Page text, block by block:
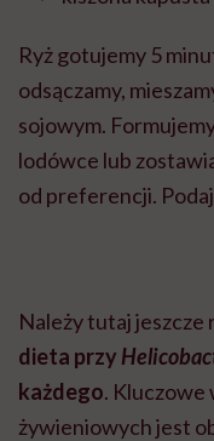
Ryż gotujemy 5
odsączamy,
sojowym.
lodówce lub
od preferencji.
Należy tutaj jeszcze
dieta przy
każdego. Kluczowe
żywieniowych jest